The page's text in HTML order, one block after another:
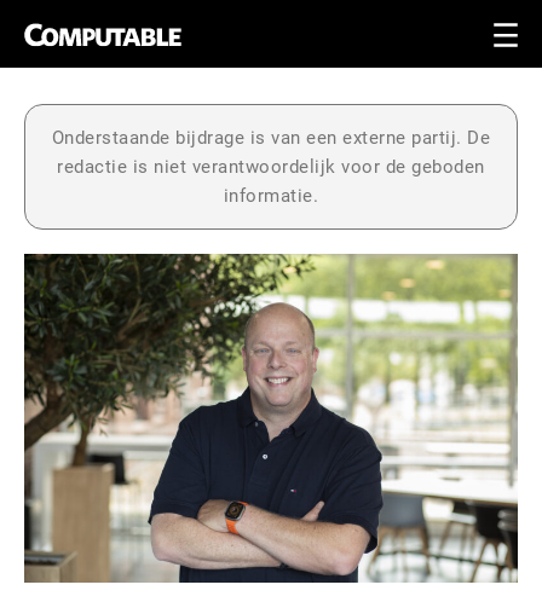
Onderstaande bijdrage is van een externe partij. De
redactie is niet verantwoordelijk voor de geboden
informatie.